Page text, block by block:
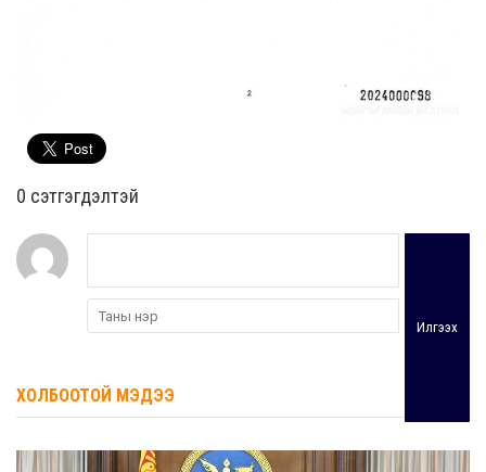
0 cэтгэгдэлтэй
Илгээх
ХОЛБООТОЙ МЭДЭЭ